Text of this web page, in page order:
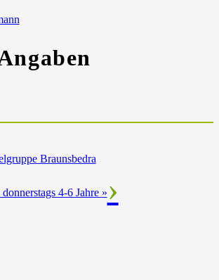
Braunsbedra
4-6 Jahre »